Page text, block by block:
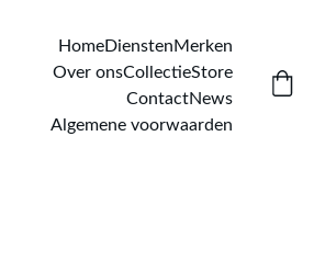
HomeDienstenMerken
Over onsCollectieStore
ContactNews
Algemene voorwaarden